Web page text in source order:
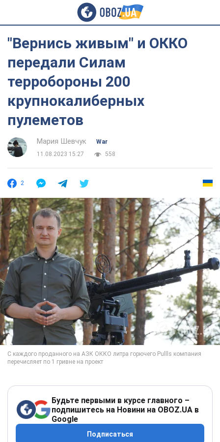
"Вернись живым" и ОККО
передали Силам
терробороны 200
крупнокалиберных
пулеметов
Мария Шевчук
War
11.08.2023 15:27
558
2
Будьте первыми в курсе главного –
подпишитесь на Новини на OBOZ.UA в
Google
Подписаться